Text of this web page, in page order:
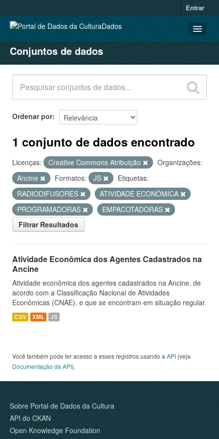
Entrar
CONJUNTOS DE DADOS
ORGANIZAÇÕES
GRUPOS
SOBRE
Conjuntos de dados
Ordenar por
1 conjunto de dados encontrado
Licenças: Creative Commons Atribuição
Organizações:
Ancine
Formatos: JS
Etiquetas:
RADIODIFUSORES
ATIVIDADE ECONÔMICA
PROGRAMADORAS
EMPACOTADORAS
Filtrar Resultados
Atividade Econômica dos Agentes Cadastrados na
Ancine
Atividade econômica dos agentes cadastrados na Ancine, de
acordo com a Classificação Nacional de Atividades
Econômicas (CNAE), e que se encontram em situação regular.
CSV XML JS
Você também pode ter acesso a esses registros usando a API (veja
Documentação da API).
Sobre Portal de Dados da Cultura
API do CKAN
Open Knowledge Foundation